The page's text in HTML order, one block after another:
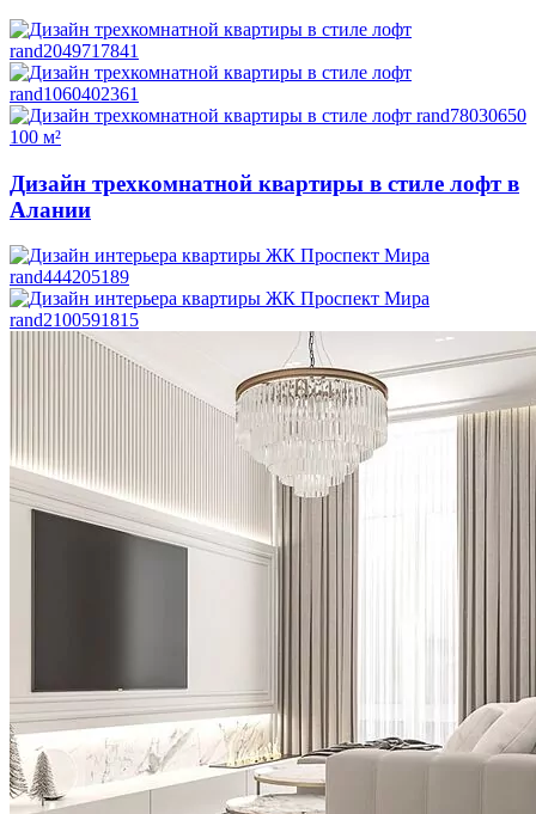
100 м²
Дизайн трехкомнатной квартиры в стиле лофт в
Алании